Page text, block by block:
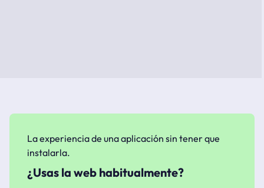
La experiencia de una aplicación sin tener que
instalarla.
¿Usas la web habitualmente?